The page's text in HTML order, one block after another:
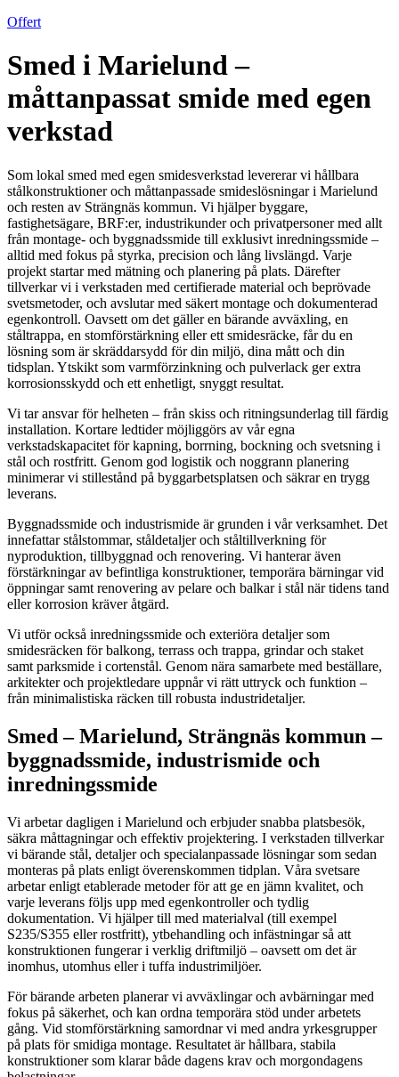
Offert
Smed i Marielund –
måttanpassat smide med egen
verkstad
Som lokal smed med egen smidesverkstad levererar vi hållbara
stålkonstruktioner och måttanpassade smideslösningar i Marielund
och resten av Strängnäs kommun. Vi hjälper byggare,
fastighetsägare, BRF:er, industrikunder och privatpersoner med allt
från montage- och byggnadssmide till exklusivt inredningssmide –
alltid med fokus på styrka, precision och lång livslängd. Varje
projekt startar med mätning och planering på plats. Därefter
tillverkar vi i verkstaden med certifierade material och beprövade
svetsmetoder, och avslutar med säkert montage och dokumenterad
egenkontroll. Oavsett om det gäller en bärande avväxling, en
ståltrappa, en stomförstärkning eller ett smidesräcke, får du en
lösning som är skräddarsydd för din miljö, dina mått och din
tidsplan. Ytskikt som varmförzinkning och pulverlack ger extra
korrosionsskydd och ett enhetligt, snyggt resultat.
Vi tar ansvar för helheten – från skiss och ritningsunderlag till färdig
installation. Kortare ledtider möjliggörs av vår egna
verkstadskapacitet för kapning, borrning, bockning och svetsning i
stål och rostfritt. Genom god logistik och noggrann planering
minimerar vi stillestånd på byggarbetsplatsen och säkrar en trygg
leverans.
Byggnadssmide och industrismide är grunden i vår verksamhet. Det
innefattar stålstommar, ståldetaljer och ståltillverkning för
nyproduktion, tillbyggnad och renovering. Vi hanterar även
förstärkningar av befintliga konstruktioner, temporära bärningar vid
öppningar samt renovering av pelare och balkar i stål när tidens tand
eller korrosion kräver åtgärd.
Vi utför också inredningssmide och exteriöra detaljer som
smidesräcken för balkong, terrass och trappa, grindar och staket
samt parksmide i cortenstål. Genom nära samarbete med beställare,
arkitekter och projektledare uppnår vi rätt uttryck och funktion –
från minimalistiska räcken till robusta industridetaljer.
Smed – Marielund, Strängnäs kommun –
byggnadssmide, industrismide och
inredningssmide
Vi arbetar dagligen i Marielund och erbjuder snabba platsbesök,
säkra måttagningar och effektiv projektering. I verkstaden tillverkar
vi bärande stål, detaljer och specialanpassade lösningar som sedan
monteras på plats enligt överenskommen tidplan. Våra svetsare
arbetar enligt etablerade metoder för att ge en jämn kvalitet, och
varje leverans följs upp med egenkontroller och tydlig
dokumentation. Vi hjälper till med materialval (till exempel
S235/S355 eller rostfritt), ytbehandling och infästningar så att
konstruktionen fungerar i verklig driftmiljö – oavsett om det är
inomhus, utomhus eller i tuffa industrimiljöer.
För bärande arbeten planerar vi avväxlingar och avbärningar med
fokus på säkerhet, och kan ordna temporära stöd under arbetets
gång. Vid stomförstärkning samordnar vi med andra yrkesgrupper
på plats för smidiga montage. Resultatet är hållbara, stabila
konstruktioner som klarar både dagens krav och morgondagens